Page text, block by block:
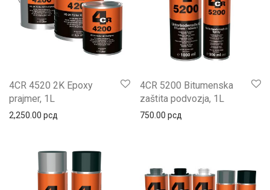
4CR 4520 2K Epoxy
prajmer, 1L
2,250.00 рсд
4CR 5200 Bitumenska
zaštita podvozja, 1L
750.00 рсд